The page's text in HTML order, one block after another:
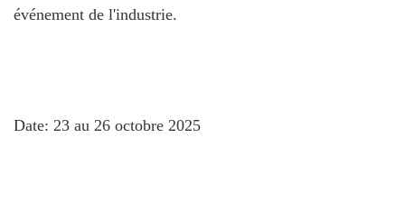
événement de l'industrie.
Date: 23 au 26 octobre 2025